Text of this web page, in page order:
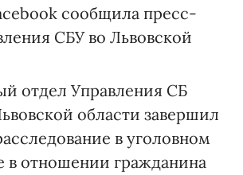
сообщила пресс-
СБУ во Львовской
отдел Управления СБ
области завершил
в уголовном
в отношении гражданина